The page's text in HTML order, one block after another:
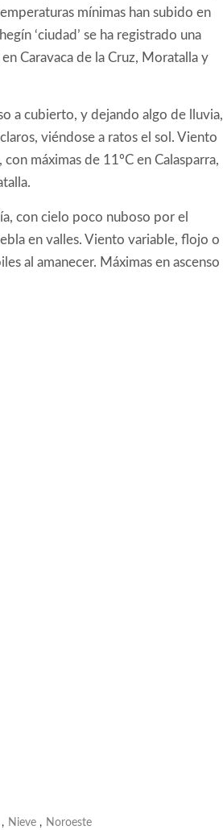
mínimas han subido en
‘ciudad’ se ha registrado una
Caravaca de la Cruz, Moratalla y
a cubierto, y dejando algo de lluvia,
viéndose a ratos el sol. Viento
máximas de 11ºC en Calasparra,
con cielo poco nuboso por el
en valles. Viento variable, flojo o
al amanecer. Máximas en ascenso
, Nieve , Noroeste